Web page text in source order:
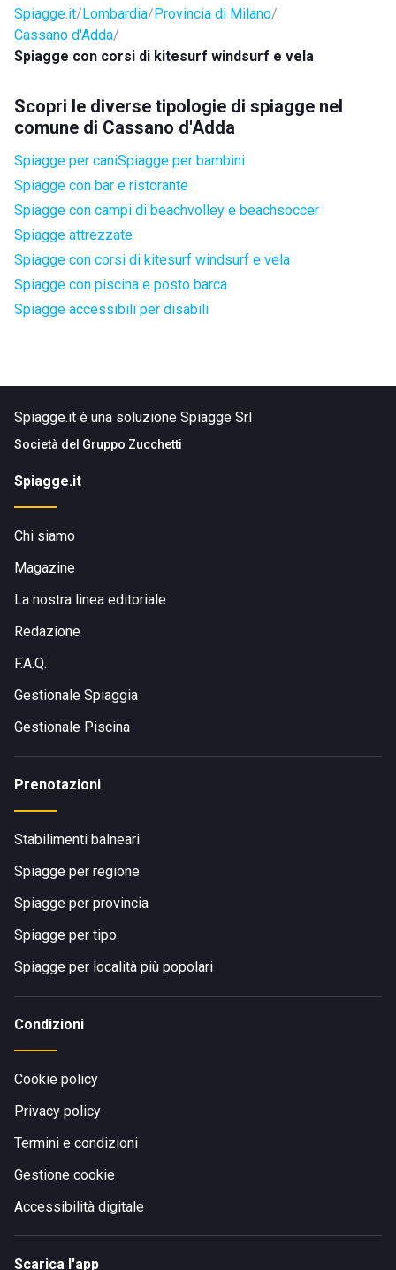
Spiagge.it Lombardia Provincia di Milano
Cassano d'Adda
Spiagge con corsi di kitesurf windsurf e vela
Scopri le diverse tipologie di spiagge nel
comune di Cassano d'Adda
Spiagge per caniSpiagge per bambini
Spiagge con bar e ristorante
Spiagge con campi di beachvolley e beachsoccer
Spiagge attrezzate
Spiagge con corsi di kitesurf windsurf e vela
Spiagge con piscina e posto barca
Spiagge accessibili per disabili
Spiagge.it è una soluzione Spiagge Srl
Società del Gruppo Zucchetti
Spiagge.it
Chi siamo
Magazine
La nostra linea editoriale
Redazione
F.A.Q.
Gestionale Spiaggia
Gestionale Piscina
Prenotazioni
Stabilimenti balneari
Spiagge per regione
Spiagge per provincia
Spiagge per tipo
Spiagge per località più popolari
Condizioni
Cookie policy
Privacy policy
Termini e condizioni
Gestione cookie
Accessibilità digitale
Scarica l'app